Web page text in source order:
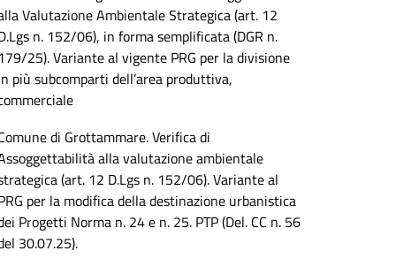
Valutazione Ambientale Strategica (art. 12
n. 152/06), in forma semplificata (DGR n.
179/25). Variante al vigente PRG per la divisione
più subcomparti dell’area produttiva,
di Grottammare. Verifica di
alla valutazione ambientale
(art. 12 D.Lgs n. 152/06). Variante al
per la modifica della destinazione urbanistica
Progetti Norma n. 24 e n. 25. PTP (Del. CC n. 56
30.07.25).